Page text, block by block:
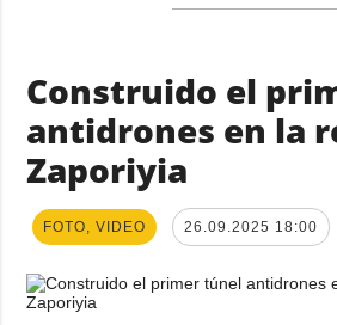
Construido el
antidrones en la
Zaporiyia
FOTO, VIDEO 26.09.2025 18:00